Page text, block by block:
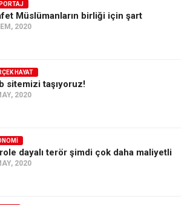
Müslümanların birliği için şart
2020
HAYAT
sitemizi taşıyoruz!
2020
dayalı terör şimdi çok daha maliyetli
2020